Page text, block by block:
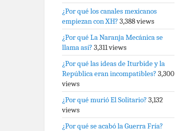
¿Por qué los canales mexicanos
empiezan con XH? 3,388 views
¿Por qué La Naranja Mecánica se
llama así? 3,311 views
¿Por qué las ideas de Iturbide y la
República eran incompatibles? 3,300
views
¿Por qué murió El Solitario? 3,132
views
¿Por qué se acabó la Guerra Fría?